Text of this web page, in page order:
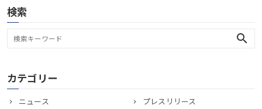
検索
search
カテゴリー
ニュース
プレスリリース